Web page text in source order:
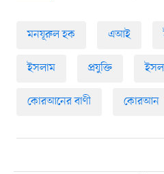
মনযূরুল হক এআই
ইসলাম প্রযুক্তি
কোরআনের বাণী কোরআন